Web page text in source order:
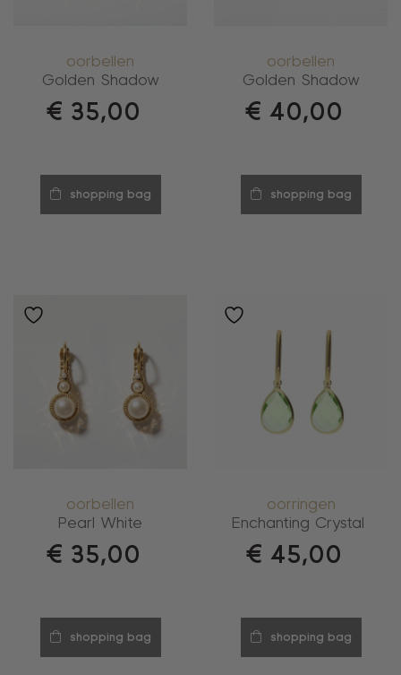
oorbellen
Golden Shadow
€ 35,00
shopping bag
oorbellen
Golden Shadow
€ 40,00
shopping bag
oorbellen
Pearl White
€ 35,00
shopping bag
oorringen
Enchanting Crystal
€ 45,00
shopping bag